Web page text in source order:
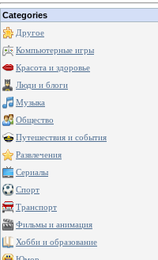
Categories
Другое
Компьютерные игры
Красота и здоровье
Люди и блоги
Музыка
Общество
Путешествия и события
Развлечения
Сериалы
Спорт
Транспорт
Фильмы и анимация
Хобби и образование